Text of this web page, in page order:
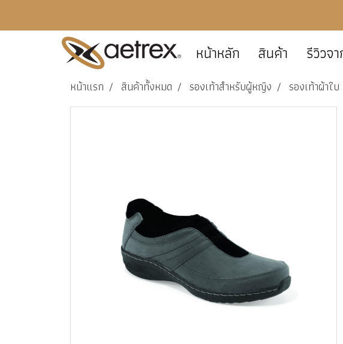
หน้าหลัก สินค้า รีวิวจ
หน้าแรก สินค้าทั้งหมด รองเท้าสำหรับผู้หญิง รองเท้าผ้าใ